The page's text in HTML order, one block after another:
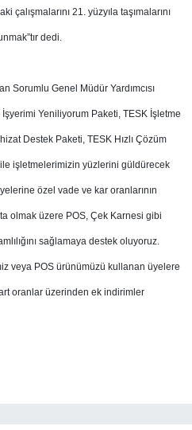
çalışmalarını 21. yüzyıla taşımalarını
dedi.
Sorumlu Genel Müdür Yardımcısı
Yeniliyorum Paketi, TESK İşletme
Destek Paketi, TESK Hızlı Çözüm
işletmelerimizin yüzlerini güldürecek
özel vade ve kar oranlarının
olmak üzere POS, Çek Karnesi gibi
sağlamaya destek oluyoruz.
veya POS ürünümüzü kullanan üyelere
oranlar üzerinden ek indirimler